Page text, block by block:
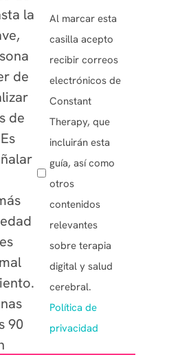
la
de
de
90
(Obligatorio)
Al marcar esta
casilla acepto
recibir correos
electrónicos de
Constant
Therapy, que
incluirán esta
guía, así como
otros
contenidos
relevantes
sobre terapia
digital y salud
cerebral.
Política de
privacidad